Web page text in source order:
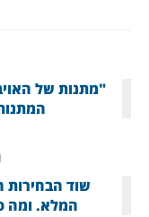
"מתנות של
שוד הבחירות
המלא. ומה